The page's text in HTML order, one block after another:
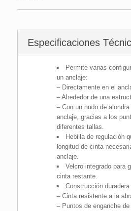
Especificaciones
Permite varias
un anclaje:
– Directamente en el
– Alrededor de una
– Con un nudo de
anclaje, gracias a los
diferentes tallas.
Hebilla de regulación
longitud de cinta
anclaje.
Velcro integrado para
cinta restante.
Construcción duradera:
– Cinta resistente a la
– Puntos de enganche de